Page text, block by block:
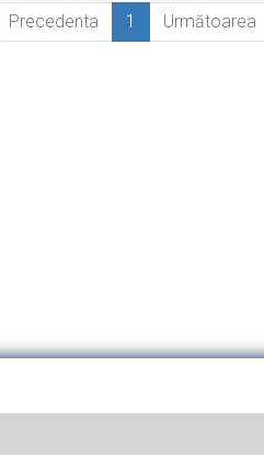
Precedenta 1 Următoarea